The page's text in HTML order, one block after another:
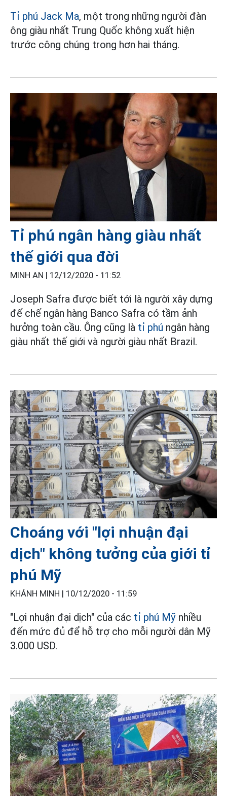
Tỉ phú Jack Ma, một trong những người đàn
ông giàu nhất Trung Quốc không xuất hiện
trước công chúng trong hơn hai tháng.
Tỉ phú ngân hàng giàu nhất
thế giới qua đời
MINH AN | 12/12/2020 - 11:52
Joseph Safra được biết tới là người xây dựng
đế chế ngân hàng Banco Safra có tầm ảnh
hưởng toàn cầu. Ông cũng là tỉ phú ngân hàng
giàu nhất thế giới và người giàu nhất Brazil.
Choáng với "lợi nhuận đại
dịch" không tưởng của giới tỉ
phú Mỹ
KHÁNH MINH | 10/12/2020 - 11:59
"Lợi nhuận đại dịch" của các tỉ phú Mỹ nhiều
đến mức đủ để hỗ trợ cho mỗi người dân Mỹ
3.000 USD.